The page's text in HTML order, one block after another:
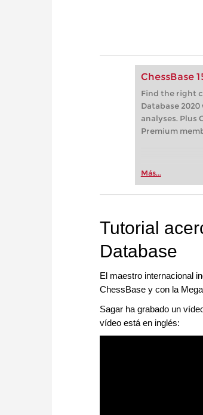
ChessBase
Find the right
Database
analyses. Plus
Premium
Más...
Tutorial
Database
El maestro internacional
ChessBase y con la
Sagar ha grabado un
vídeo está en inglés: